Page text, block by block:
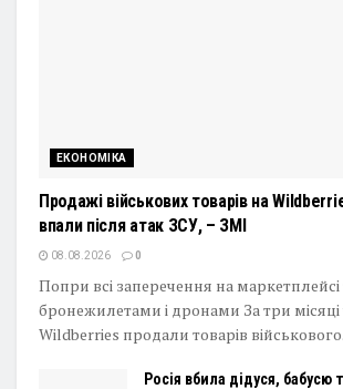
ЕКОНОМІКА
Продажі військових товарів на
впали після атак ЗСУ, – ЗМІ
08.08.2026 0
Попри всі заперечення на
бронежилетами і дронами За три місяці
Wildberries продали товарів
Росія вбила дідуся, бабусю